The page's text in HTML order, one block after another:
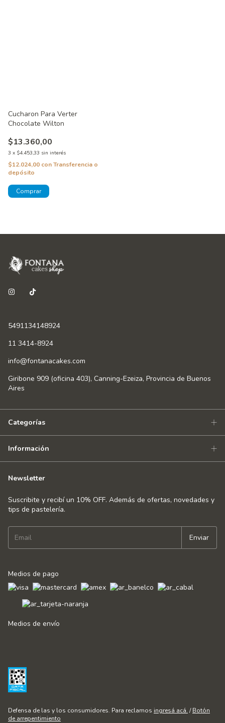
Cucharon Para Verter
Chocolate Wilton
$13.360,00
3 x $4.453,33 sin interés
$12.024,00 conTransferencia o
depósito
5491134148924
11 3414-8924
info@fontanacakes.com
Giribone 909 (oficina 403), Canning-Ezeiza, Provincia de Buenos
Aires
Categorías
Información
Newsletter
Suscribite y recibí un 10% OFF. Además de ofertas, novedades y
tips de pastelería.
Medios de pago
Medios de envío
Defensa de las y los consumidores. Para reclamos ingresá acá. / Botón
de arrepentimiento